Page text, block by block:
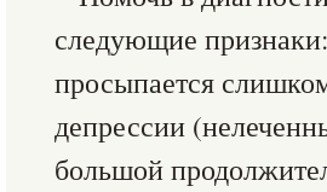
следующие
просыпается
депрессии
большой